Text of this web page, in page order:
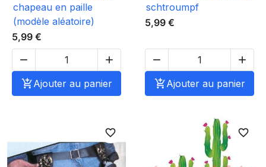
chapeau en paille
(modèle aléatoire)
5,99 €


Ajouter au panier
schtroumpf
5,99 €


Ajouter au panier
favorite_border favorite_border